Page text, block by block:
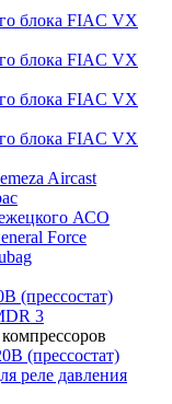
блока FIAC VX
блока FIAC VX
блока FIAC VX
блока FIAC VX
Aircast
АСО
Force
(прессостат)
3
(прессостат)
реле давления